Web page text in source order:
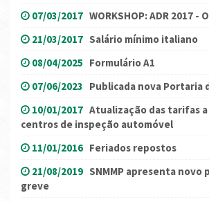
07/03/2017 WORKSHOP: ADR 2017 -
21/03/2017 Salário mínimo italiano
08/04/2025 Formulário A1
07/06/2023 Publicada nova Portaria
10/01/2017 Atualização das tarifas
centros de inspeção automóvel
11/01/2016 Feriados repostos
21/08/2019 SNMMP apresenta novo
greve